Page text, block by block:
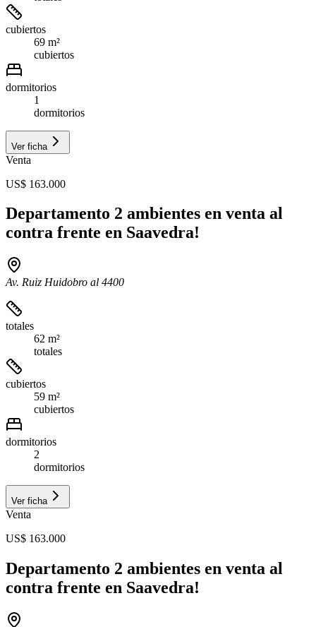
cubiertos
69 m²
cubiertos
dormitorios
1
dormitorios
Ver ficha
Venta
US$ 163.000
Departamento 2 ambientes en venta al
contra frente en Saavedra!
Av. Ruiz Huidobro al 4400
totales
62 m²
totales
cubiertos
59 m²
cubiertos
dormitorios
2
dormitorios
Ver ficha
Venta
US$ 163.000
Departamento 2 ambientes en venta al
contra frente en Saavedra!